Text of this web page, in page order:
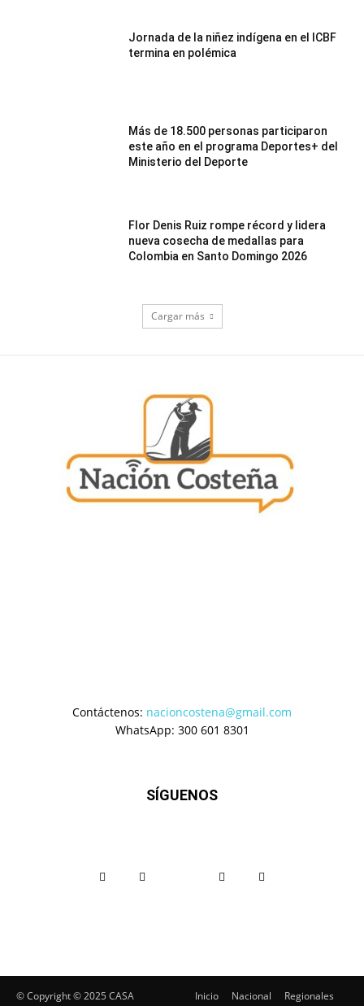
Jornada de la niñez indígena en el ICBF
termina en polémica
Más de 18.500 personas participaron
este año en el programa Deportes+ del
Ministerio del Deporte
Flor Denis Ruiz rompe récord y lidera
nueva cosecha de medallas para
Colombia en Santo Domingo 2026
Cargar más
Contáctenos: nacioncostena@gmail.com
WhatsApp: 300 601 8301
SÍGUENOS
© Copyright ©️ 2025 CASA
Inicio Nacional
Regionales